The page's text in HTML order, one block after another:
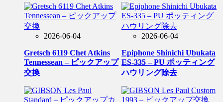
2026-06-04
Gretsch 6119 Chet Atkins
Tennessean – ピックアップ
交換
2026-06-04
Epiphone Shinichi Ubukata
ES-335 – PU ポッティング
ハウリング除去